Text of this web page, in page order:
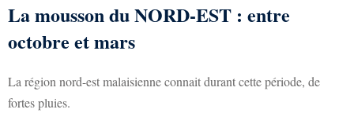
La mousson du NORD-EST : entre
octobre et mars
La région nord-est malaisienne connait durant cette période, de
fortes pluies.